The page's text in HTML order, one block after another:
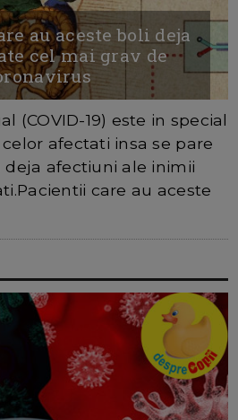
au aceste boli deja
cel mai grav de
(COVID-19) este in special
afectati insa se pare
deja afectiuni ale inimii
care au aceste